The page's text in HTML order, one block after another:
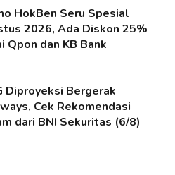
HokBen Seru Spesial
2026, Ada Diskon 25%
Qpon dan KB Bank
Diproyeksi Bergerak
Cek Rekomendasi
dari BNI Sekuritas (6/8)